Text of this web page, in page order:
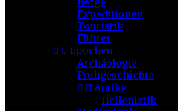
Expeditionen
Touristik
Führer
  Epochen
Archäologie
Frühgeschichte
  Antike
Hellenistik